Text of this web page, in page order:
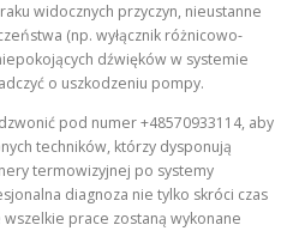
widocznych przyczyn, nieustanne
(np. wyłącznik różnicowo-
dźwięków w systemie
o uszkodzeniu pompy.
pod numer +48570933114, aby
techników, którzy dysponują
termowizyjnej po systemy
diagnoza nie tylko skróci czas
prace zostaną wykonane